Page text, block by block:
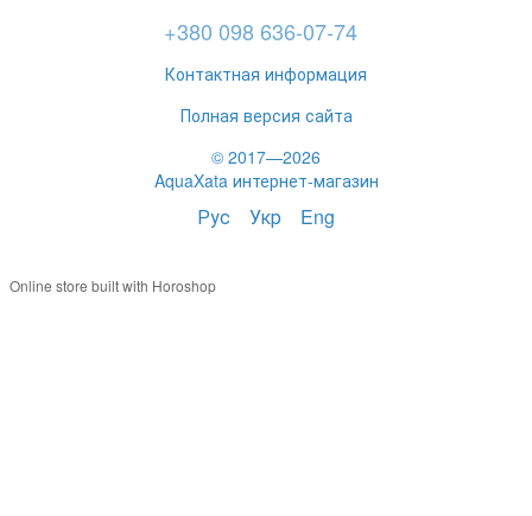
+380 098 636-07-74
Контактная информация
Полная версия сайта
© 2017—2026
AquaXata интернет-магазин
Рус Укр Eng
Online store built with Horoshop